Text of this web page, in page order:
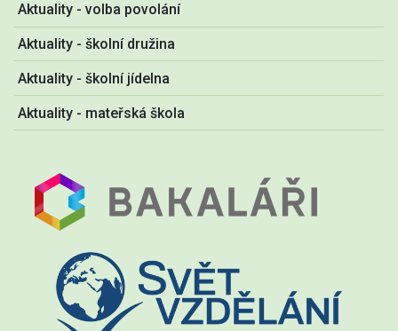
Aktuality - volba povolání
Aktuality - školní družina
Aktuality - školní jídelna
Aktuality - mateřská škola